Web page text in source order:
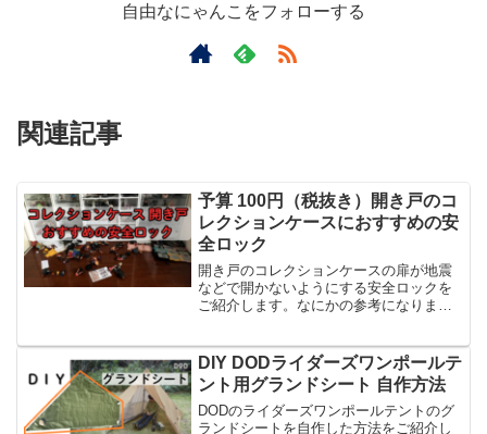
自由なにゃんこをフォローする
関連記事
予算 100円（税抜き）開き戸のコ
レクションケースにおすすめの安
全ロック
開き戸のコレクションケースの扉が地震
などで開かないようにする安全ロックを
ご紹介します。なにかの参考になりまし
DIY DODライダーズワンポールテ
ント用グランドシート 自作方法
DODのライダーズワンポールテントのグ
ランドシートを自作した方法をご紹介し